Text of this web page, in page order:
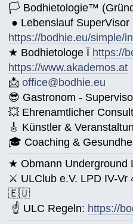
🏳 Bodhietologie™
● Lebenslauf
https://bodhie.eu/simple/
★ Bodhietologe Ï https://
https://www.akademos.at
📩office@bodhie.eu
😎 Gastronom -
💥 Ehrenamtlicher
🎸 Künstler &
🎓 Coaching &
★ Obmann Underground
⚔ ULClub e.V. LPD IV-
🇪🇺
☝ ULC Regeln: https://